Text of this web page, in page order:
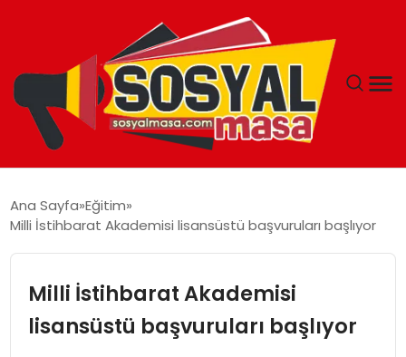
GÜNCEL
TEKNOLOJI
Ana Sayfa Eğitim
Milli İstihbarat Akademisi lisansüstü başvuruları başlıyor
Milli İstihbarat Akademisi
lisansüstü başvuruları başlıyor